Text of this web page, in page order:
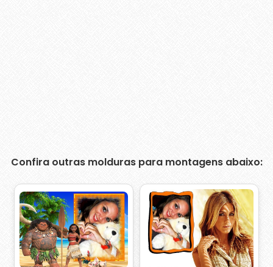
Confira outras molduras para montagens abaixo: